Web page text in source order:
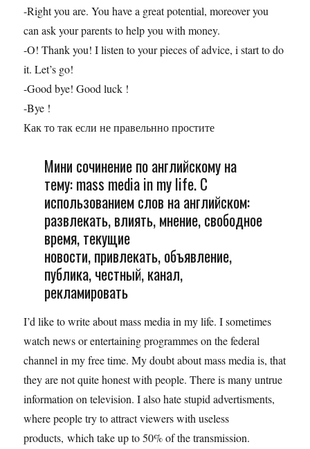
-Right you are. You have a great potential, moreover you
can ask your parents to help you with money.
-O! Thank you! I listen to your pieces of advice, i start to do
it. Let’s go!
-Good bye! Good luck !
-Bye !
Как то так если не правельнно простите
Мини сочинение по английскому на
тему: mass media in my life. С
использованием слов на английском:
развлекать, влиять, мнение, свободное
время, текущие
новости, привлекать, объявление,
публика, честный, канал,
рекламировать
I’d like to write about mass media in my life. I sometimes
watch news or entertaining programmes on the federal
channel in my free time. My doubt about mass media is, that
they are not quite honest with people. There is many untrue
information on television. I also hate stupid advertisments,
where people try to attract viewers with useless
products, which take up to 50% of the transmission.